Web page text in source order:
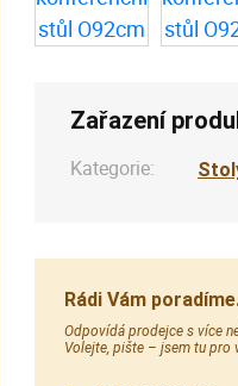
Zařazení
Kategorie:
Rádi Vám
Odpovídá prodejce s více
Volejte, pište – jsem tu pro